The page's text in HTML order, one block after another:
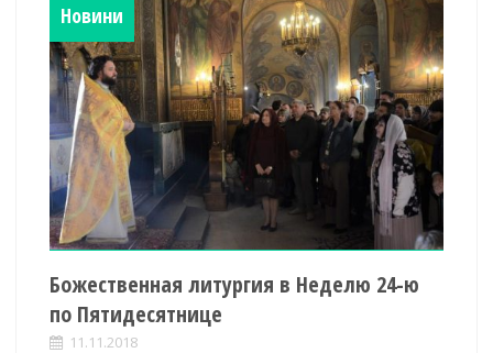
Новини
Божественная литургия в Неделю 24-ю
по Пятидесятнице
11.11.2018